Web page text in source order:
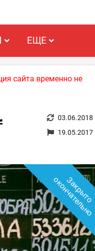
ЕЩЕ
сайта временно не
03.06.2018
19.05.2017
З
а
к
р
ы
т
о
о
к
о
н
ч
а
т
е
л
ь
н
о